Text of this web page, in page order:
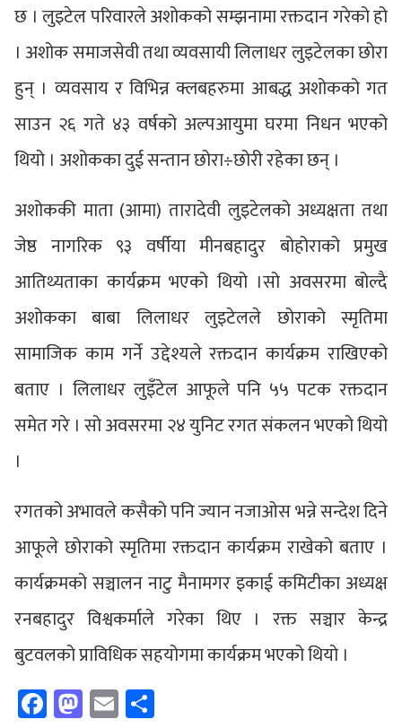
छ । लुइटेल परिवारले अशोकको सम्झनामा रक्तदान गरेको हो
। अशोक समाजसेवी तथा व्यवसायी लिलाधर लुइटेलका छोरा
हुन् । व्यवसाय र विभिन्न क्लबहरुमा आबद्ध अशोकको गत
साउन २६ गते ४३ वर्षको अल्पआयुमा घरमा निधन भएको
थियो । अशोकका दुई सन्तान छोरा÷छोरी रहेका छन् ।
अशोककी माता (आमा) तारादेवी लुइटेलको अध्यक्षता तथा
जेष्ठ नागरिक ९३ वर्षीया मीनबहादुर बोहोराको प्रमुख
आतिथ्यताका कार्यक्रम भएको थियो ।सो अवसरमा बोल्दै
अशोकका बाबा लिलाधर लुइटेलले छोराको स्मृतिमा
सामाजिक काम गर्ने उद्देश्यले रक्तदान कार्यक्रम राखिएको
बताए । लिलाधर लुइँटेल आफूले पनि ५५ पटक रक्तदान
समेत गरे । सो अवसरमा २४ युनिट रगत संकलन भएको थियो
।
रगतको अभावले कसैको पनि ज्यान नजाओस भन्ने सन्देश दिने
आफूले छोराको स्मृतिमा रक्तदान कार्यक्रम राखेको बताए ।
कार्यक्रमको सञ्चालन नाटु मैनामगर इकाई कमिटीका अध्यक्ष
रनबहादुर विश्वकर्माले गरेका थिए । रक्त सञ्चार केन्द्र
बुटवलको प्राविधिक सहयोगमा कार्यक्रम भएको थियो ।
Facebook
Mastodon
Email